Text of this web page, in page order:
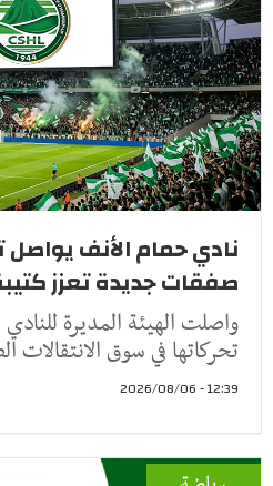
صفقات جديدة تعزز
واصلت الهيئة المديرة
تحركاتها في سوق
12:39 - 2026/08/06